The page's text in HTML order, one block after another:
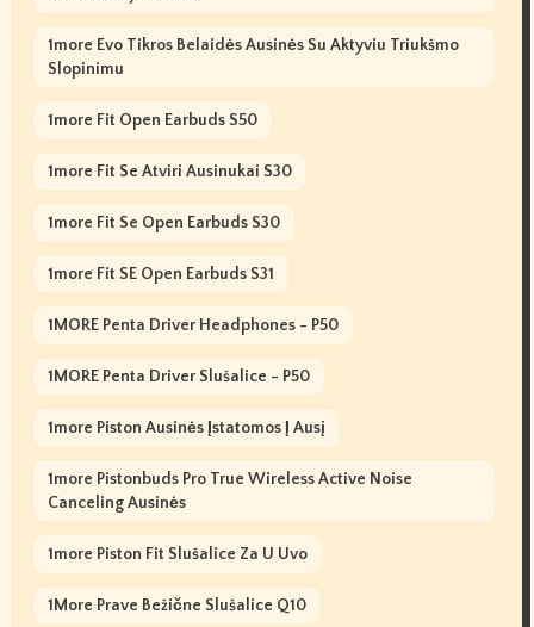
1more Evo Tikros Belaidės Ausinės Su Aktyviu Triukšmo
Slopinimu
1more Fit Open Earbuds S50
1more Fit Se Atviri Ausinukai S30
1more Fit Se Open Earbuds S30
1more Fit SE Open Earbuds S31
1MORE Penta Driver Headphones - P50
1MORE Penta Driver Slušalice - P50
1more Piston Ausinės Įstatomos Į Ausį
1more Pistonbuds Pro True Wireless Active Noise
Canceling Ausinės
1more Piston Fit Slušalice Za U Uvo
1More Prave Bežične Slušalice Q10